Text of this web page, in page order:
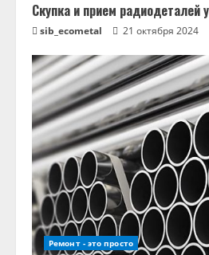
Скупка и прием радиодеталей
sib_ecometal 21 октября 2024
Ремонт - это просто